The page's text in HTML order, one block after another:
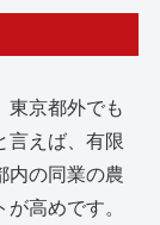
東京都外でも
言えば、有限
内の同業の農
高めです。